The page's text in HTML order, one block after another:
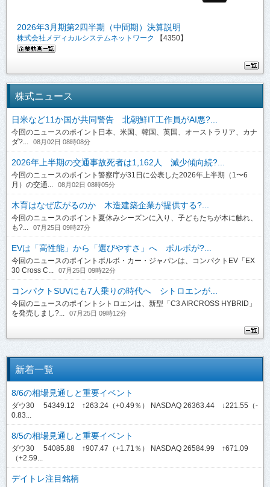
2026年3月期第2四半期（中間期）決算説明
株式会社メディカルシステムネットワーク 【4350】
株式ニュース
日米など11か国が共同警告 北朝鮮IT工作員がAI悪?...
今回のニュースのポイント日本、米国、韓国、英国、オーストラリア、カナ
ダ?...
08月02日 08時08分
2026年上半期の交通事故死者は1,162人 減少傾向続?...
今回のニュースのポイント警察庁が31日に公表した2026年上半期（1〜6
月）の交通...
08月02日 08時05分
木育はなぜ広がるのか 木造建築企業が提供する?...
今回のニュースのポイント夏休みシーズンに入り、子どもたちが木に触れ、
も?...
07月25日 09時27分
EVは「高性能」から「選びやすさ」へ ボルボが?...
今回のニュースのポイントボルボ・カー・ジャパンは、コンパクトEV「EX
30 Cross C...
07月25日 09時22分
コンパクトSUVにも7人乗りの時代へ シトロエンが...
今回のニュースのポイントシトロエンは、新型「C3 AIRCROSS HYBRID」
を発売しまし?...
07月25日 09時12分
新着一覧
8/6の相場見通しと重要イベント
ダウ30 54349.12 ↑263.24（+0.49％） NASDAQ 26363.44 ↓221.55（-
0.83...
8/5の相場見通しと重要イベント
ダウ30 54085.88 ↑907.47（+1.71％） NASDAQ 26584.99 ↑671.09
（+2.59...
デイトレ注目銘柄